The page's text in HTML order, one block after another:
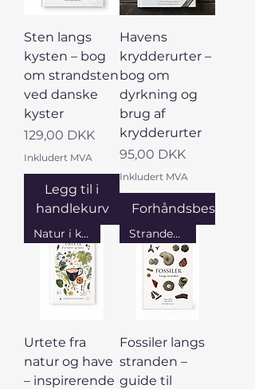
Sten langs
kysten – bog
om strandsten
ved danske
kyster
Pris
129,00 DKK
Inkludert MVA
Legg til i
handlekurv
Havens
krydderurter –
bog om
dyrkning og
brug af
krydderurter
Pris
95,00 DKK
Inkludert MVA
Forhåndsbestille
Natur i koppen
Urtete fra
natur og have
– inspirerende
Strandens små skatte
Fossiler langs
stranden –
guide til